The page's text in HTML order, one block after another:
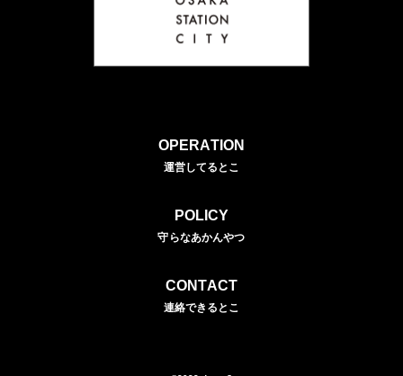
OPERATION
運営してるとこ
POLICY
守らなあかんやつ
CONTACT
連絡できるとこ